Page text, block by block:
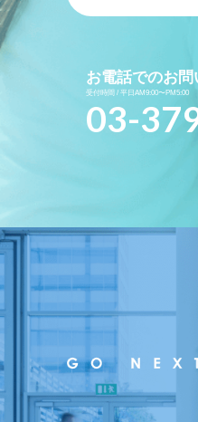
お電話でのお問
受付時間 / 平日AM9:00〜PM5:00
03-